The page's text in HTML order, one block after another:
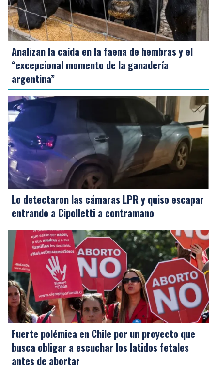
Analizan la caída en la faena de hembras y el
“excepcional momento de la ganadería
argentina”
Lo detectaron las cámaras LPR y quiso escapar
entrando a Cipolletti a contramano
Fuerte polémica en Chile por un proyecto que
busca obligar a escuchar los latidos fetales
antes de abortar